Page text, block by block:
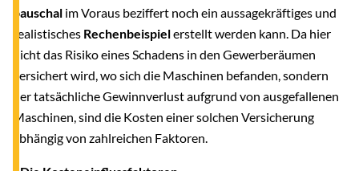
pauschal im Voraus beziffert noch ein aussagekräftiges und
realistisches Rechenbeispielerstellt werden kann. Da hier
nicht das Risiko eines Schadens in den Gewerberäumen
versichert wird, wo sich die Maschinen befanden, sondern
der tatsächliche Gewinnverlust aufgrund von ausgefallenen
Maschinen, sind die Kosten einer solchen Versicherung
abhängig von zahlreichen Faktoren.